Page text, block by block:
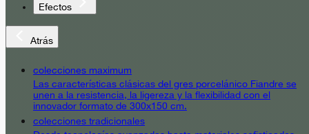
Efectos
Atrás
colecciones maximum
Las características clásicas del gres porcelánico Fiandre se
unen a la resistencia, la ligereza y la flexibilidad con el
innovador formato de 300x150 cm.
colecciones tradicionales